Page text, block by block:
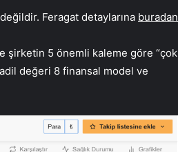
Feragat detaylarına buradan
şirketin 5 önemli kaleme göre “çok
değeri 8 finansal model ve